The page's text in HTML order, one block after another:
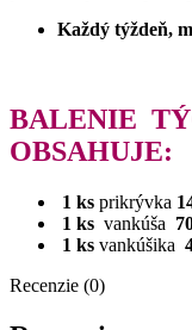
Každý týždeň,
BALENIE
OBSAHUJE:
1 ks prikrývka
1 ks vankúša
1 ks vankúšika
Recenzie (0)